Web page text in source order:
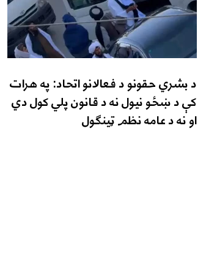
د بشري حقونو د فعالانو اتحاد: په هرات
کې د ښځو نیول نه د قانون پلي کول دي
او نه د عامه نظم ټینګول